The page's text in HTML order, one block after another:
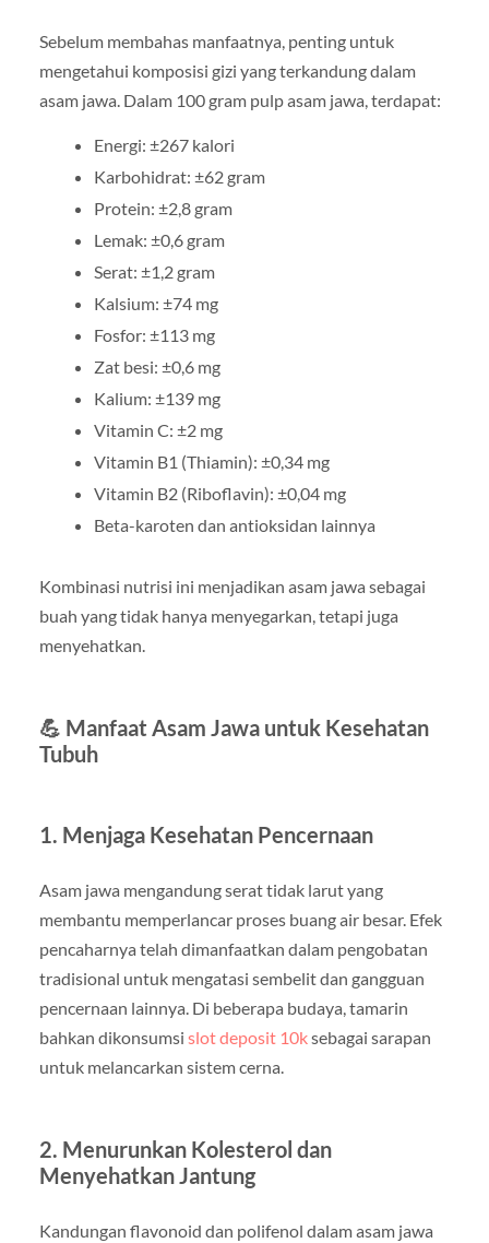
Sebelum membahas manfaatnya, penting untuk
mengetahui komposisi gizi yang terkandung dalam
asam jawa. Dalam 100 gram pulp asam jawa, terdapat:
Energi: ±267 kalori
Karbohidrat: ±62 gram
Protein: ±2,8 gram
Lemak: ±0,6 gram
Serat: ±1,2 gram
Kalsium: ±74 mg
Fosfor: ±113 mg
Zat besi: ±0,6 mg
Kalium: ±139 mg
Vitamin C: ±2 mg
Vitamin B1 (Thiamin): ±0,34 mg
Vitamin B2 (Riboflavin): ±0,04 mg
Beta-karoten dan antioksidan lainnya
Kombinasi nutrisi ini menjadikan asam jawa sebagai
buah yang tidak hanya menyegarkan, tetapi juga
menyehatkan.
💪 Manfaat Asam Jawa untuk Kesehatan
Tubuh
1. Menjaga Kesehatan Pencernaan
Asam jawa mengandung serat tidak larut yang
membantu memperlancar proses buang air besar. Efek
pencaharnya telah dimanfaatkan dalam pengobatan
tradisional untuk mengatasi sembelit dan gangguan
pencernaan lainnya. Di beberapa budaya, tamarin
bahkan dikonsumsi slot deposit 10ksebagai sarapan
untuk melancarkan sistem cerna.
2. Menurunkan Kolesterol dan
Menyehatkan Jantung
Kandungan flavonoid dan polifenol dalam asam jawa